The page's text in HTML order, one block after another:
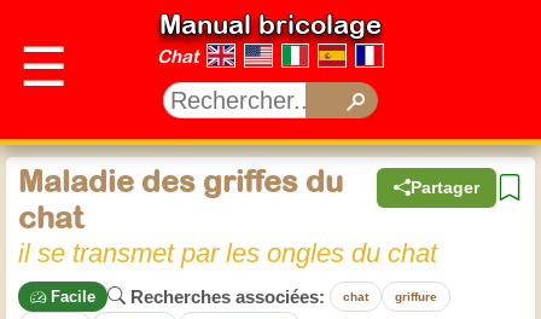
☰
Manual bricolage
Chat
Partager
Maladie des griffes du
chat
il se transmet par les ongles du chat
Facile Recherches associées: chat griffure